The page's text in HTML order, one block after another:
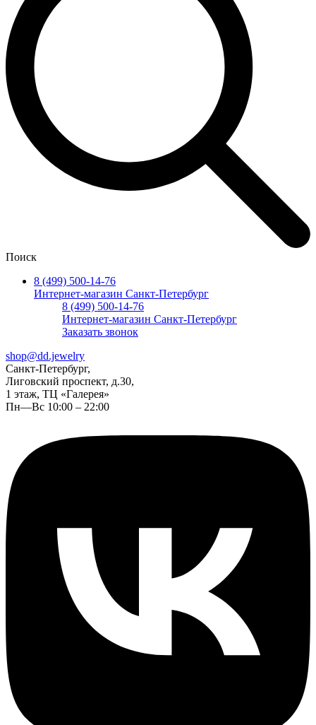
Поиск
8 (499) 500-14-76
Интернет-магазин Санкт-Петербург
8 (499) 500-14-76
Интернет-магазин Санкт-Петербург
Заказать звонок
shop@dd.jewelry
Санкт-Петербург,
Лиговский проспект, д.30,
1 этаж, ТЦ «Галерея»
Пн—Вс 10:00 – 22:00